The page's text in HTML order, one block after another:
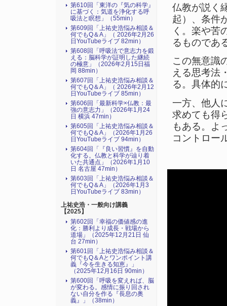
仏教が説く
起）、条件
く。楽や苦
るものであ
この無意識
える思考法
る。具体的
一方、他人
求めても得
もある。よ
コントロー
第610回「東洋の『気の科学』
に基づく：気道を浄化する呼
吸法と瞑想」（55min）
第609回「上祐史浩悩み相談＆
何でもQ＆A」（ 2026年2月26
日YouTubeライブ 82min）
第608回「呼吸法で意志力を鍛
える：脳科学が証明した継続
の極意」（2026年2月15日福
岡 88min）
第607回「上祐史浩悩み相談＆
何でもQ＆A」（ 2026年2月12
日YouTubeライブ 85min）
第606回「最新科学×仏教：最
強の意志力」（2026年1月24
日 横浜 47min）
第605回「上祐史浩悩み相談＆
何でもQ＆A」（2026年1月26
日YouTubeライブ 94min）
第604回「『良い習慣』を自動
化する。仏教と科学が辿り着
いた共通点」（2026年1月10
日 名古屋 47min）
第603回「上祐史浩悩み相談＆
何でもQ＆A」（2026年1月3
日YouTubeライブ 83min）
上祐史浩・一般向け講義
【2025】
第602回「幸福の価値感の進
化：勝利より成長・戦場から
道場」（2025年12月21日 仙
台 27min）
第601回「上祐史浩悩み相談＆
何でもQ＆Aとワンポイント講
義『今を生きる知恵』」
（2025年12月16日 90min）
第600回「呼吸を変えれば、脳
が変わる。感情に振り回され
ない自分を作る『長息の奥
義』」（38min）